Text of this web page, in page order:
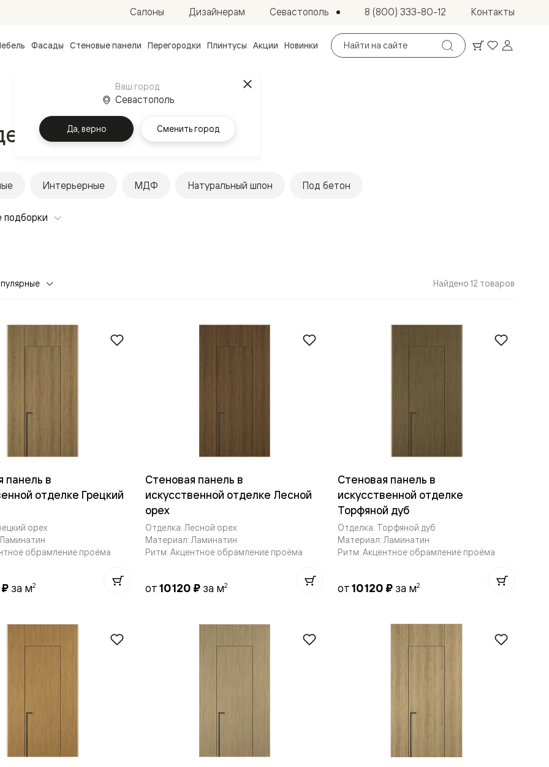
Поиск
по
сайту
Фасады Стеновые панели Перегородки Плинтусы Акции Новинки
Салоны Дизайнерам Севастополь 8 (800) 333-80-12 Контакты
Ваш город
Севастополь
Да, верно Сменить город
Интерьерные МДФ Натуральный шпон Под бетон
подборки
Найдено 12 товаров
панель в
отделке Грецкий
орех
обрамление проёма
₽ за м2
Стеновая панель в
искусственной отделке Лесной
орех
Отделка: Лесной орех
Материал: Ламинатин
Ритм: Акцентное обрамление проёма
от10 120 ₽ за м2
Стеновая панель в
искусственной отделке
Торфяной дуб
Отделка: Торфяной дуб
Материал: Ламинатин
Ритм: Акцентное обрамление проёма
от10 120 ₽ за м2